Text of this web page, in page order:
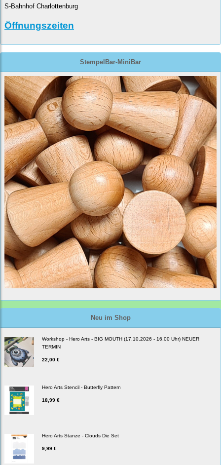
S-Bahnhof Charlottenburg
Öffnungszeiten
StempelBar-MiniBar
Neu im Shop
Workshop - Hero Arts - BIG MOUTH (17.10.2026 - 16.00 Uhr) NEUER
TERMIN
22,00 €
Hero Arts Stencil - Butterfly Pattern
18,99 €
Hero Arts Stanze - Clouds Die Set
9,99 €